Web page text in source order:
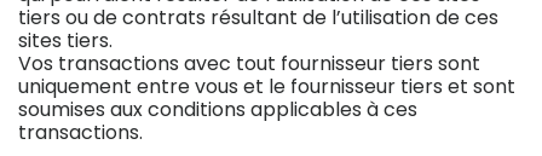
tiers ou de contrats résultant de l’utilisation de ces
sites tiers.
Vos transactions avec tout fournisseur tiers sont
uniquement entre vous et le fournisseur tiers et sont
soumises aux conditions applicables à ces
transactions.